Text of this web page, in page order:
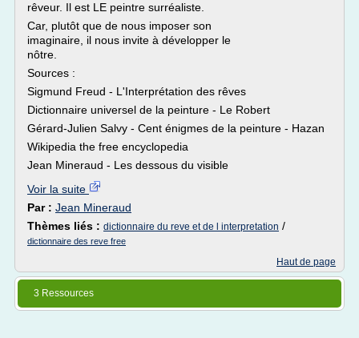
rêveur. Il est LE peintre surréaliste.
Car, plutôt que de nous imposer son
imaginaire, il nous invite à développer le
nôtre.
Sources :
Sigmund Freud - L'Interprétation des rêves
Dictionnaire universel de la peinture - Le Robert
Gérard-Julien Salvy - Cent énigmes de la peinture - Hazan
Wikipedia the free encyclopedia
Jean Mineraud - Les dessous du visible
Voir la suite
Par : Jean Mineraud
Thèmes liés : dictionnaire du reve et de l interpretation /
dictionnaire des reve free
Haut de page
3 Ressources